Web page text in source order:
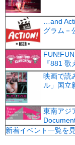
…and
グラム－
『881
映画で読
ル」国立
東南アジ
新着イベント一覧を